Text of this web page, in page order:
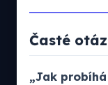
Časté
„Jak